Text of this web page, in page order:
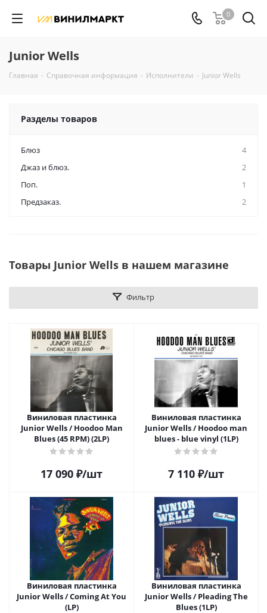
0
Junior Wells
Главная - Справочная информация - Исполнители - Junior Wells
Разделы товаров
Блюз
4
Джаз и блюз.
2
Поп.
1
Предзаказ.
2
Товары Junior Wells в нашем магазине
Фильтр
Виниловая пластинка
Junior Wells / Hoodoo Man
Blues (45 RPM) (2LP)
17 090 ₽/шт
Виниловая пластинка
Junior Wells / Hoodoo man
blues - blue vinyl (1LP)
7 110 ₽/шт
Виниловая пластинка
Junior Wells / Coming At You
(LP)
Виниловая пластинка
Junior Wells / Pleading The
Blues (1LP)